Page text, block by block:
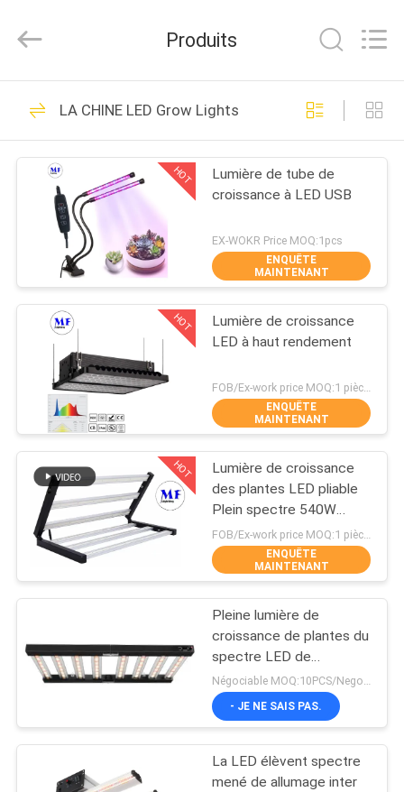
MAISON
PRODUITS
VIDÉOS
PROPOS
NOUS
VISITE
D'USINE
CONTRÔLE
QUALITÉ
NOUS
UNE
CITATION
Ming
Feng
All
Reserved.
Tri lumières de
preuve de LED
228
Projecteur LED
305
lumières menées de
stade
223
Eclairage LED High
Bay
225
Produits
LA CHINE LED Grow Lights
HOT
Lumière de tube de
croissance à LED USB
EX-WOKR Price MOQ:1pcs
ENQUÊTE
MAINTENANT
HOT
Lumière de croissance
LED à haut rendement
ENQUÊTE
MAINTENANT
HOT
Lumière de croissance
des plantes LED pliable
Plein spectre 540W
Garantie de 5 ans
Composants
imperméables IP65
ENQUÊTE
MAINTENANT
Pleine lumière de
croissance de plantes du
spectre LED de
rendement élevé, lumière
d'usine de la haute
performance LED
Négociable MOQ:10PCS/Negotiable
- JE NE SAIS PAS.
La LED élèvent spectre
mené de allumage inter